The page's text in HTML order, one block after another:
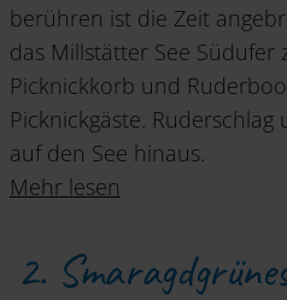
berühren ist die Zeit
das Millstätter See Südufer
Picknickkorb und
Picknickgäste.
auf den See hinaus.
Mehr lesen
2.